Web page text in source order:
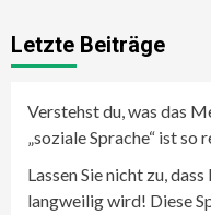
Letzte Beiträge
Verstehst du, was das
„soziale Sprache“ ist so
Lassen Sie nicht zu,
langweilig wird! Diese